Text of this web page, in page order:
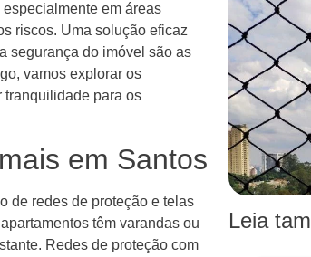
em áreas
riscos. Uma solução eficaz
segurança do imóvel são as
vamos explorar os
tranquilidade para os
em Santos
de redes de proteção e telas
têm varandas ou
Redes de proteção com
Leia